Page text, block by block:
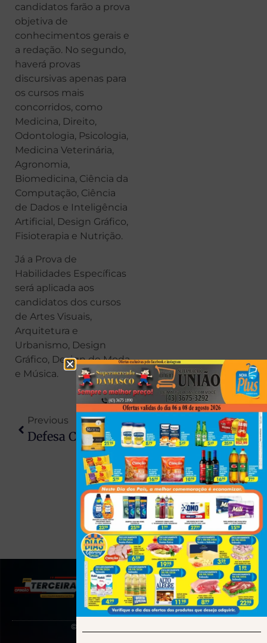
candidatos farão a prova
objetiva de
conhecimentos gerais e
a redação. No segundo,
haverá provas
discursivas apenas para
os cursos mais
concorridos, como
Medicina, Direito,
Odontologia, Psicologia,
Medicina Veterinária,
Agronomia,
Biomedicina, Ciência da
Computação, Ciência
de Dados e Inteligência
Artificial, Design Gráfico,
Fisioterapia e Nutrição.
Já a Prova de
Habilidades Específicas
será aplicada aos
candidatos dos cursos
de Artes Visuais,
Arquitetura e
Urbanismo, Design
Gráfico, Design de Moda
e Música.
Previous
Defesa Civil Alerta Para Chances De Inundações No Norte Do RS
Next
Mulher Descobre Gravidez Durante Exame Para Pedra Nos Rins E Dá À Luz Horas Depois No PR
(43) 991545950
© 2025 Todos os direitos reservados